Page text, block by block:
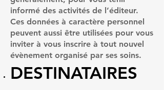
informé des activités de l’éditeur.
Ces données à caractère personnel
peuvent aussi être utilisées pour vous
inviter à vous inscrire à tout nouvel
évènement organisé par ses soins.
DESTINATAIRES